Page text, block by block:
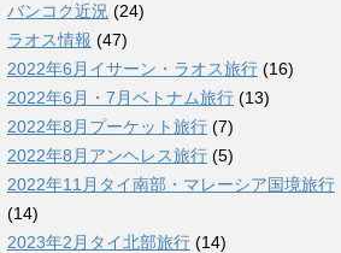
バンコク近況 (24)
ラオス情報 (47)
2022年6月イサーン・ラオス旅行 (16)
2022年6月・7月ベトナム旅行 (13)
2022年8月プーケット旅行 (7)
2022年8月アンヘレス旅行 (5)
2022年11月タイ南部・マレーシア国境旅行
(14)
2023年2月タイ北部旅行 (14)